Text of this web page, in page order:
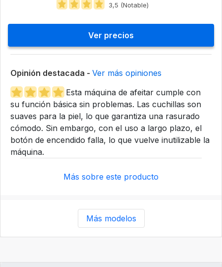
3,5 (Notable)
Ver precios
Opinión destacada - Ver más opiniones
Esta máquina de afeitar cumple con
su función básica sin problemas. Las cuchillas son
suaves para la piel, lo que garantiza una rasurado
cómodo. Sin embargo, con el uso a largo plazo, el
botón de encendido falla, lo que vuelve inutilizable la
máquina.
Más sobre este producto
Más modelos